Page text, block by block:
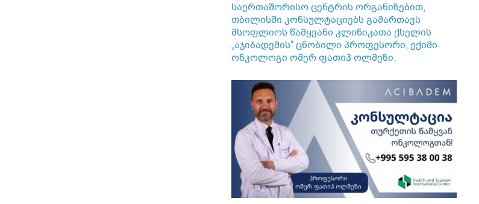
საერთაშორისო ცენტრის ორგანიზებით,
თბილისში კონსულტაციებს გამართავს
მსოფლიოს წამყვანი კლინიკათა ქსელის
„აჯიბადემის“ ცნობილი პროფესორი, ექიმი-
ონკოლოგი ომერ ფათიჰ ოლმეზი.